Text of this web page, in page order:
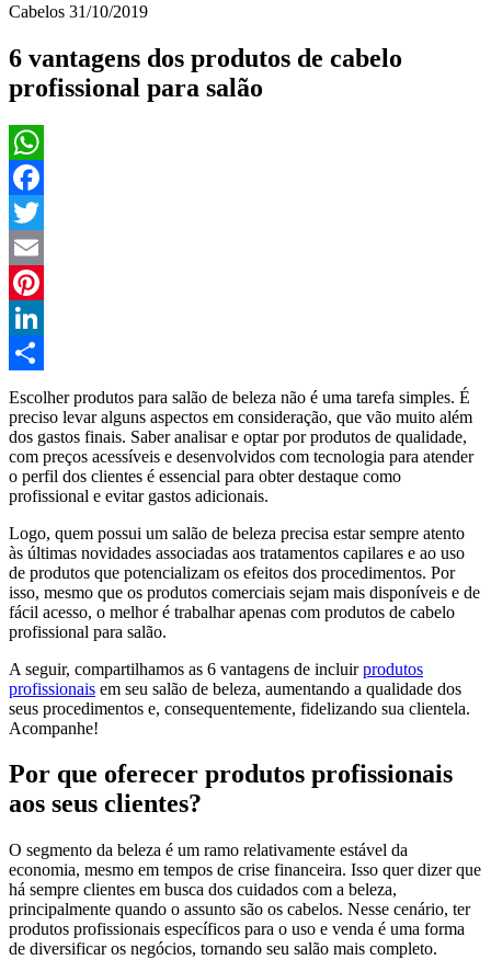
Cabelos 31/10/2019
6 vantagens dos produtos de cabelo
profissional para salão
WhatsApp
Facebook
Twitter
Email
Pinterest
LinkedIn
Compartilhar
Escolher produtos para salão de beleza não é uma tarefa simples. É
preciso levar alguns aspectos em consideração, que vão muito além
dos gastos finais. Saber analisar e optar por produtos de qualidade,
com preços acessíveis e desenvolvidos com tecnologia para atender
o perfil dos clientes é essencial para obter destaque como
profissional e evitar gastos adicionais.
Logo, quem possui um salão de beleza precisa estar sempre atento
às últimas novidades associadas aos tratamentos capilares e ao uso
de produtos que potencializam os efeitos dos procedimentos. Por
isso, mesmo que os produtos comerciais sejam mais disponíveis e de
fácil acesso, o melhor é trabalhar apenas com produtos de cabelo
profissional para salão.
A seguir, compartilhamos as 6 vantagens de incluirprodutos
profissionais em seu salão de beleza, aumentando a qualidade dos
seus procedimentos e, consequentemente, fidelizando sua clientela.
Acompanhe!
Por que oferecer produtos profissionais
aos seus clientes?
O segmento da beleza é um ramo relativamente estável da
economia, mesmo em tempos de crise financeira. Isso quer dizer que
há sempre clientes em busca dos cuidados com a beleza,
principalmente quando o assunto são os cabelos. Nesse cenário, ter
produtos profissionais específicos para o uso e venda é uma forma
de diversificar os negócios, tornando seu salão mais completo.